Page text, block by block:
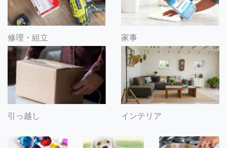
修理・組立 家事
引っ越し インテリア